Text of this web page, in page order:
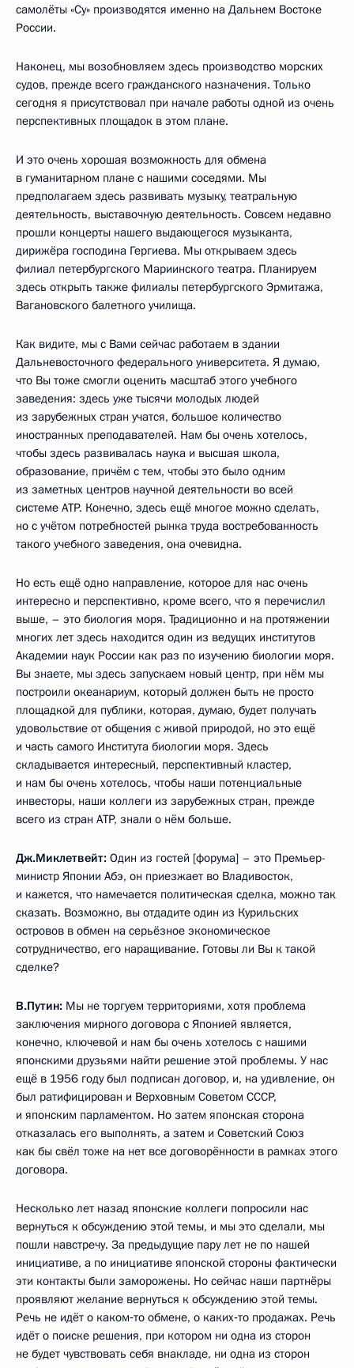
самолёты «Су» производятся именно на Дальнем Востоке
России.
Наконец, мы возобновляем здесь производство морских
судов, прежде всего гражданского назначения. Только
сегодня я присутствовал при начале работы одной из очень
перспективных площадок в этом плане.
И это очень хорошая возможность для обмена
в гуманитарном плане с нашими соседями. Мы
предполагаем здесь развивать музыку, театральную
деятельность, выставочную деятельность. Совсем недавно
прошли концерты нашего выдающегося музыканта,
дирижёра господина Гергиева. Мы открываем здесь
филиал петербургского Мариинского театра. Планируем
здесь открыть также филиалы петербургского Эрмитажа,
Вагановского балетного училища.
Как видите, мы с Вами сейчас работаем в здании
Дальневосточного федерального университета. Я думаю,
что Вы тоже смогли оценить масштаб этого учебного
заведения: здесь уже тысячи молодых людей
из зарубежных стран учатся, большое количество
иностранных преподавателей. Нам бы очень хотелось,
чтобы здесь развивалась наука и высшая школа,
образование, причём с тем, чтобы это было одним
из заметных центров научной деятельности во всей
системе АТР. Конечно, здесь ещё многое можно сделать,
но с учётом потребностей рынка труда востребованность
такого учебного заведения, она очевидна.
Но есть ещё одно направление, которое для нас очень
интересно и перспективно, кроме всего, что я перечислил
выше, – это биология моря. Традиционно и на протяжении
многих лет здесь находится один из ведущих институтов
Академии наук России как раз по изучению биологии моря.
Вы знаете, мы здесь запускаем новый центр, при нём мы
построили океанариум, который должен быть не просто
площадкой для публики, которая, думаю, будет получать
удовольствие от общения с живой природой, но это ещё
и часть самого Института биологии моря. Здесь
складывается интересный, перспективный кластер,
и нам бы очень хотелось, чтобы наши потенциальные
инвесторы, наши коллеги из зарубежных стран, прежде
всего из стран АТР, знали о нём больше.
Дж.Миклетвейт: Один из гостей [форума] – это Премьер-
министр Японии Абэ, он приезжает во Владивосток,
и кажется, что намечается политическая сделка, можно так
сказать. Возможно, вы отдадите один из Курильских
островов в обмен на серьёзное экономическое
сотрудничество, его наращивание. Готовы ли Вы к такой
сделке?
В.Путин: Мы не торгуем территориями, хотя проблема
заключения мирного договора с Японией является,
конечно, ключевой и нам бы очень хотелось с нашими
японскими друзьями найти решение этой проблемы. У нас
ещё в 1956 году был подписан договор, и, на удивление, он
был ратифицирован и Верховным Советом СССР,
и японским парламентом. Но затем японская сторона
отказалась его выполнять, а затем и Советский Союз
как бы свёл тоже на нет все договорённости в рамках этого
договора.
Несколько лет назад японские коллеги попросили нас
вернуться к обсуждению этой темы, и мы это сделали, мы
пошли навстречу. За предыдущие пару лет не по нашей
инициативе, а по инициативе японской стороны фактически
эти контакты были заморожены. Но сейчас наши партнёры
проявляют желание вернуться к обсуждению этой темы.
Речь не идёт о каком‑то обмене, о каких‑то продажах. Речь
идёт о поиске решения, при котором ни одна из сторон
не будет чувствовать себя внакладе, ни одна из сторон